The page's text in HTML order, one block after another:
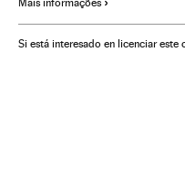
Comunicação
Mais informações
Si está interesado en licenciar este